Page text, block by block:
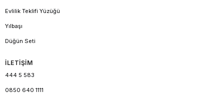
Evlilik Teklifi Yüzüğü
Yılbaşı
Düğün Seti
İLETİŞİM
444 5 583
0850 640 1111